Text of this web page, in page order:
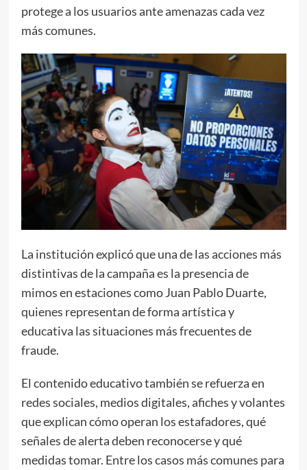
protege a los usuarios ante amenazas cada vez
más comunes.
La institución explicó que una de las acciones más
distintivas de la campaña es la presencia de
mimos en estaciones como Juan Pablo Duarte,
quienes representan de forma artística y
educativa las situaciones más frecuentes de
fraude.
El contenido educativo también se refuerza en
redes sociales, medios digitales, afiches y volantes
que explican cómo operan los estafadores, qué
señales de alerta deben reconocerse y qué
medidas tomar. Entre los casos más comunes para